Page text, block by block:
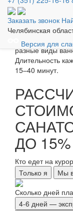
Заказать звонок
Челябинская
Версия для
зависимости от
веществ.
лечебных водных
или ежедневно.
разные виды
Длительность
15–40 минут.
ДО 15%
Кто едет на
Только я
Мы
Сколько дней
4-6 дней —